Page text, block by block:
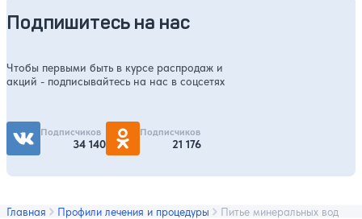
Подпишитесь на нас
Чтобы первыми быть в курсе распродаж и
акций - подписывайтесь на нас в соцсетях
Подписчиков
34 140
Подписчиков
21 176
Главная Профили лечения и процедуры Питье минеральных вод